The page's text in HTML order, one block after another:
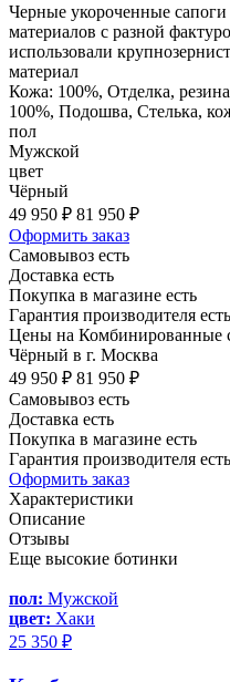
Черные укороченные
материалов с разной
использовали
материал
Кожа: 100%, Отделка,
100%, Подошва, Стелька,
пол
Мужской
цвет
Чёрный
49 950 ₽ 81 950 ₽
Оформить заказ
Самовывоз есть
Доставка есть
Покупка в магазине есть
Гарантия производителя есть
Цены на Комбинированные
Чёрный в г. Москва
49 950 ₽ 81 950 ₽
Самовывоз есть
Доставка есть
Покупка в магазине есть
Гарантия производителя есть
Оформить заказ
Характеристики
Описание
Отзывы
Еще высокие ботинки
пол: Мужской
цвет: Хаки
25 350 ₽